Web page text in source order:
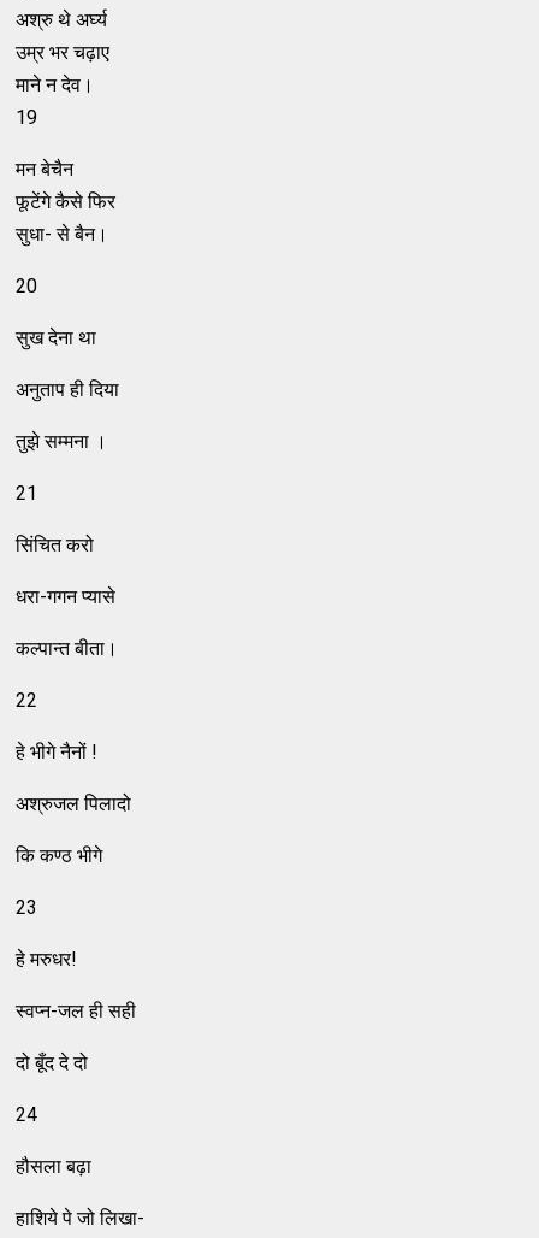
अश्रु थे अर्घ्य
उम्र भर चढ़ाए
माने न देव।
19
मन बेचैन
फूटेंगे कैसे फिर
सुधा- से बैन।
20
सुख देना था
अनुताप ही दिया
तुझे सम्मना ।
21
सिंचित करो
धरा-गगन प्यासे
कल्पान्त बीता।
22
हे भीगे नैनों !
अश्रुजल पिलादो
कि कण्ठ भीगे
23
हे मरुधर!
स्वप्न-जल ही सही
दो बूँद दे दो
24
हौसला बढ़ा
हाशिये पे जो लिखा-